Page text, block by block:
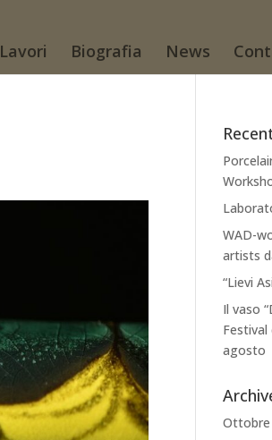
Lavori Biografia News
WAD-
artists
“Lievi
Il vaso
Festival
agosto
Ottobre